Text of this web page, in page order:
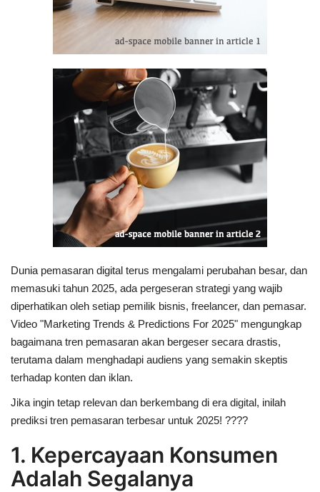
Dunia pemasaran digital terus mengalami perubahan besar, dan
memasuki tahun 2025, ada pergeseran strategi yang wajib
diperhatikan oleh setiap pemilik bisnis, freelancer, dan pemasar.
Video "Marketing Trends & Predictions For 2025" mengungkap
bagaimana tren pemasaran akan bergeser secara drastis,
terutama dalam menghadapi audiens yang semakin skeptis
terhadap konten dan iklan.
Jika ingin tetap relevan dan berkembang di era digital, inilah
prediksi tren pemasaran terbesar untuk 2025! ????
1. Kepercayaan Konsumen
Adalah Segalanya